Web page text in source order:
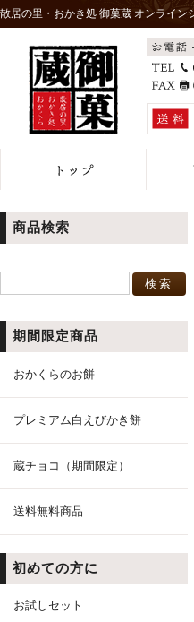
散居の里・おかき処 御菓蔵 オンライン
商品検索
期間限定商品
おかくらのお餅
プレミアム白えびかき餅
蔵チョコ（期間限定）
送料無料商品
初めての方に
お試しセット